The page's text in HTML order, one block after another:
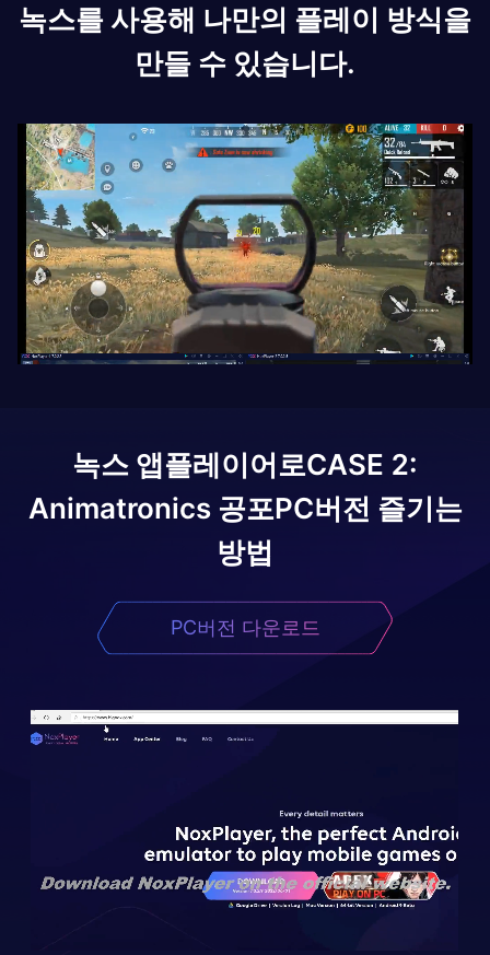
녹스를 사용해 나만의 플레이 방식을
만들 수 있습니다.
녹스 앱플레이어로CASE 2:
Animatronics 공포PC버전 즐기는
방법
PC버전 다운로드